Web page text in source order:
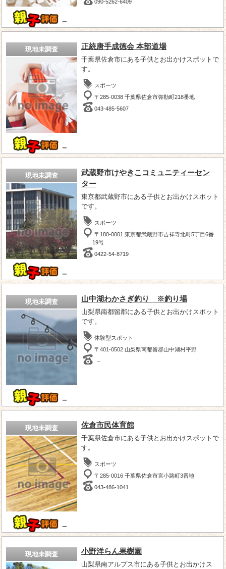
－
090-5262-6409
現地未調査
－
正統唐手成徳会 本部道場
千葉県佐倉市にある子供とお出かけスポットで
す。
スポーツ
〒285-0038 千葉県佐倉市弥勒町218番地
043-485-5607
現地未調査
－
武蔵野市けやきこコミュニティーセン
ター
東京都武蔵野市にある子供とお出かけスポット
です。
スポーツ
〒180-0001 東京都武蔵野市吉祥寺北町5丁目6番
19号
0422-54-8719
現地未調査
－
山中湖わかさぎ釣り ※釣り場
山梨県南都留郡にある子供とお出かけスポット
です。
体験型スポット
〒401-0502 山梨県南都留郡山中湖村平野
－
現地未調査
－
佐倉市民体育館
千葉県佐倉市にある子供とお出かけスポットで
す。
スポーツ
〒285-0016 千葉県佐倉市宮小路町3番地
043-486-1041
現地未調査 小野洋らん果樹園
山梨県南アルプス市にある子供とお出かけス